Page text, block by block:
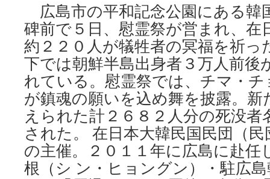
広島市の平和記念公園にある韓
碑前で５日、慰霊祭が営まれ、在
約２２０人が犠牲者の冥福を祈っ
下では朝鮮半島出身者３万人前後
れている。慰霊祭では、チマ・
が鎮魂の願いを込め舞を披露。新
えられた計２６８２人分の死没者
された。 在日本大韓民国民団（
の主催。２０１１年に広島に赴任
根（シ ン・ヒョングン）・駐広